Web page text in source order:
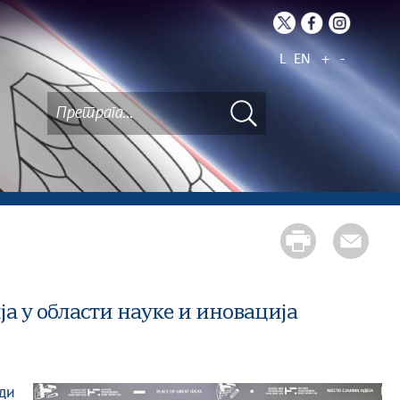
L EN + -
у области науке и иновација